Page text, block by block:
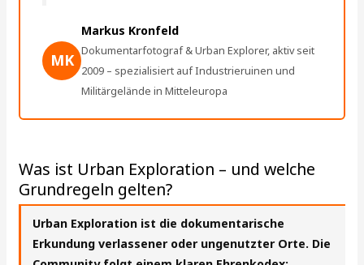
MK
Markus Kronfeld
Dokumentarfotograf & Urban Explorer, aktiv seit
2009 – spezialisiert auf Industrieruinen und
Militärgelände in Mitteleuropa
Was ist Urban Exploration – und welche
Grundregeln gelten?
Urban Exploration ist die dokumentarische
Erkundung verlassener oder ungenutzter Orte. Die